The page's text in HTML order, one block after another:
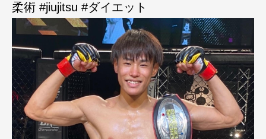
柔術 #jiujitsu #ダイエット